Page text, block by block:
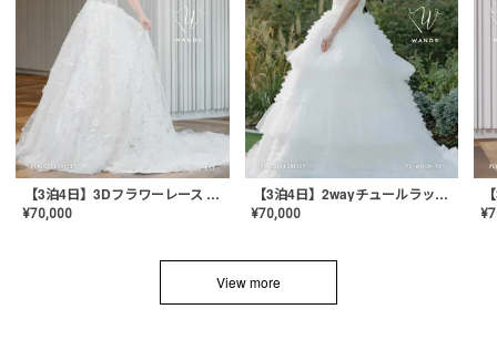
【3泊4日】3Dフラワーレース ドレス〈PD-WDOR-331〉
¥70,000
【3泊4日】2wayチュールラッフルドレス〈PD-WDOR-341RTL〉
¥70,000 ¥
View more